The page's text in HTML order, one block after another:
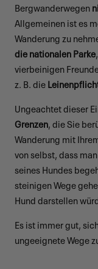
Bergwanderwegen
Allgemeinen ist es
Wanderung zu
die nationalen Parke
vierbeinigen
z. B. die
Ungeachtet dieser
Grenzen, die Sie
Wanderung mit
von selbst, dass
seines Hundes
steinigen Wege
Hund darstellen
Es ist immer gut,
ungeeignete Wege